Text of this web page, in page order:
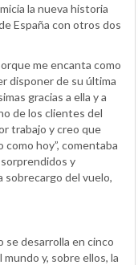
la nueva historia
España con otros dos
me encanta como
disponer de su última
gracias a ella y a
de los clientes del
trabajo y creo que
como hoy”, comentaba
y
sobrecargo del vuelo,
se desarrolla en cinco
y, sobre ellos, la